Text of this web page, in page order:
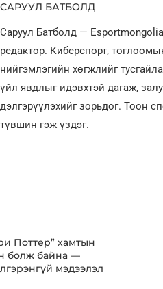
САРУУЛ БАТБОЛД
Саруул Батболд —
редактор. Киберспорт,
нийгэмлэгийн хөгжлийг
үйл явдлыг идэвхтэй дагаж,
дэлгэрүүлэхийг зорьдог. Тоон
түвшин гэж үздэг.
Поттер” хамтын
болж байна —
мэдээлэл